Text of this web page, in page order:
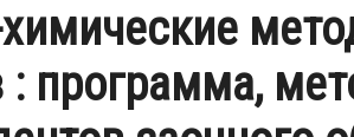
: программа,